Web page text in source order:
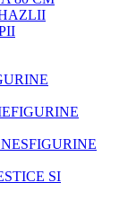
FIGURINE
FIGURINE